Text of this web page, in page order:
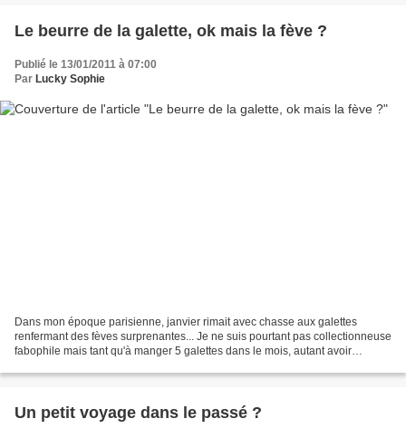
Le beurre de la galette, ok mais la fève ?
Publié le 13/01/2011 à 07:00
Par Lucky Sophie
Dans mon époque parisienne, janvier rimait avec chasse aux galettes
renfermant des fèves surprenantes... Je ne suis pourtant pas collectionneuse
fabophile mais tant qu'à manger 5 galettes dans le mois, autant avoir
Un petit voyage dans le passé ?